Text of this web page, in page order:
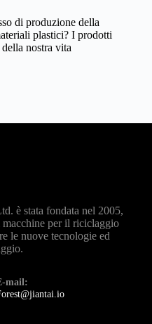
di produzione della
plastici? I prodotti
nostra vita
è stata fondata nel 2005,
per il riciclaggio
le nuove tecnologie ed
mail: